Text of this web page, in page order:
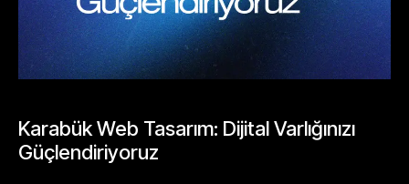
Karabük Web Tasarım: Dijital Varlığınızı
Güçlendiriyoruz